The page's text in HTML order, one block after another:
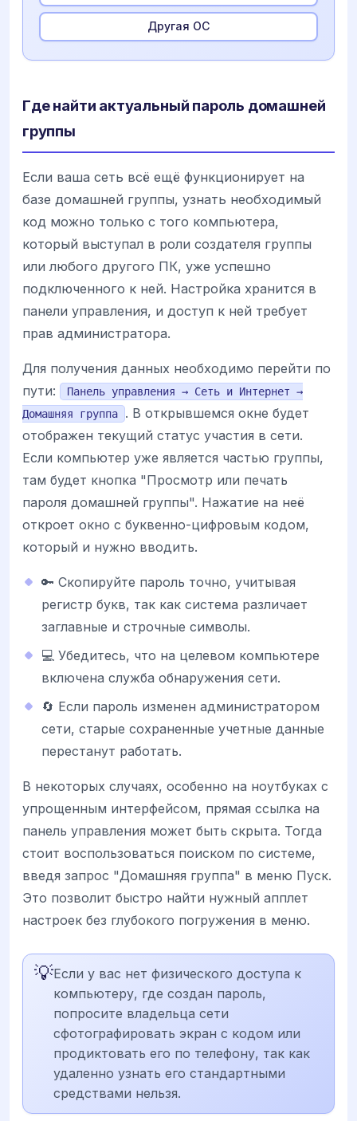
Другая ОС
Где найти актуальный пароль домашней
группы
Если ваша сеть всё ещё функционирует на
базе домашней группы, узнать необходимый
код можно только с того компьютера,
который выступал в роли создателя группы
или любого другого ПК, уже успешно
подключенного к ней. Настройка хранится в
панели управления, и доступ к ней требует
прав администратора.
Для получения данных необходимо перейти по
пути:
Панель управления → Сеть и Интернет →
Домашняя группа
. В открывшемся окне будет
отображен текущий статус участия в сети.
Если компьютер уже является частью группы,
там будет кнопка "Просмотр или печать
пароля домашней группы". Нажатие на неё
откроет окно с буквенно-цифровым кодом,
который и нужно вводить.
🔑 Скопируйте пароль точно, учитывая
регистр букв, так как система различает
заглавные и строчные символы.
💻 Убедитесь, что на целевом компьютере
включена служба обнаружения сети.
🔄 Если пароль изменен администратором
сети, старые сохраненные учетные данные
перестанут работать.
В некоторых случаях, особенно на ноутбуках с
упрощенным интерфейсом, прямая ссылка на
панель управления может быть скрыта. Тогда
стоит воспользоваться поиском по системе,
введя запрос "Домашняя группа" в меню Пуск.
Это позволит быстро найти нужный апплет
настроек без глубокого погружения в меню.
💡Если у вас нет физического доступа к
компьютеру, где создан пароль,
попросите владельца сети
сфотографировать экран с кодом или
продиктовать его по телефону, так как
удаленно узнать его стандартными
средствами нельзя.